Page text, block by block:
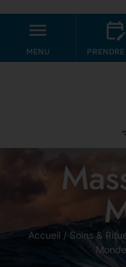
MENU
Accueil / Soins &
Monde